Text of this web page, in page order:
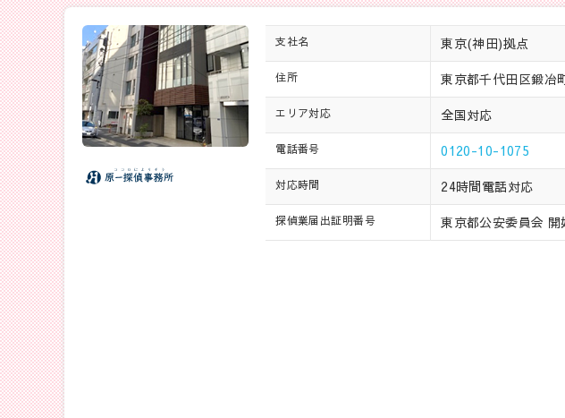
支社名 東京(神田)拠点
住所 東京都千代田区鍛
エリア対応 全国対応
電話番号 0120-10-1075
対応時間 24時間電話対応
探偵業届出証明番号 東京都公安委員会